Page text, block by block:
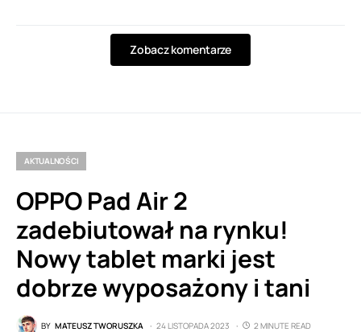
Zobacz komentarze
AKTUALNOŚCI
OPPO Pad Air 2
zadebiutował na rynku!
Nowy tablet marki jest
dobrze wyposażony i tani
BY MATEUSZ TWORUSZKA 24 LISTOPADA 2023
2 MINUTE READ